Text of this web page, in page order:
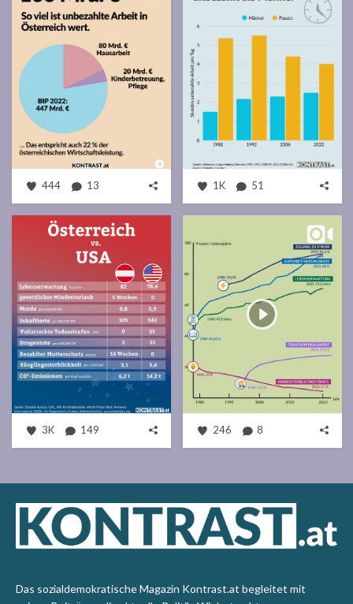
444 13 1K 51
3K 149 246 8
Das sozialdemokratische Magazin Kontrast.at begleitet mit